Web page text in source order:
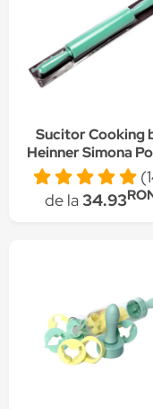
Sucitor Cooking
Heinner Simona
silicon, 47 cm
de la34.93